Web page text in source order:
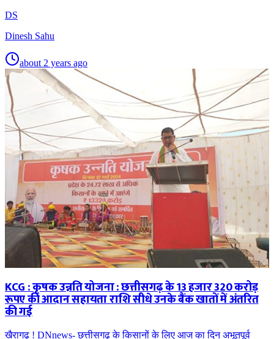
DS
Dinesh Sahu
about 2 years ago
KCG : कृषक उन्नति योजना : छत्तीसगढ़ के 13 हजार 320 करोड़
रूपए की आदान सहायता राशि सीधे उनके बैंक खातों में अंतरित
की गई
खैरागढ़ ! DNnews- छत्तीसगढ़ के किसानों के लिए आज का दिन अभूतपूर्व